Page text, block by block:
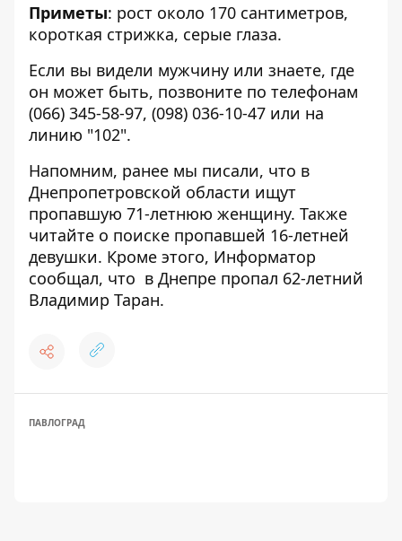
Приметы: рост около 170 сантиметров,
короткая стрижка, серые глаза.
Если вы видели мужчину или знаете, где
он может быть, позвоните по телефонам
(066) 345-58-97, (098) 036-10-47 или на
линию "102".
Напомним, ранее мы писали, что в
Днепропетровской области ищут
пропавшую 71-летнюю женщину. Также
читайте о поиске пропавшей 16-летней
девушки. Кроме этого, Информатор
сообщал, что в Днепре пропал 62-летний
Владимир Таран.
ПАВЛОГРАД